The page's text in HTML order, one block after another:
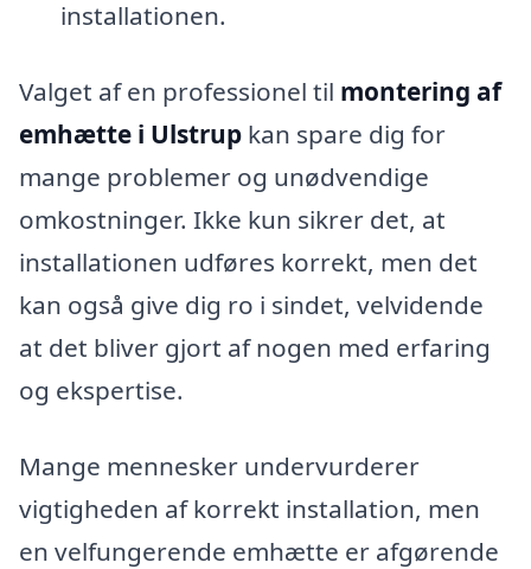
installationen.
Valget af en professionel til montering af
emhætte i Ulstrup kan spare dig for
mange problemer og unødvendige
omkostninger. Ikke kun sikrer det, at
installationen udføres korrekt, men det
kan også give dig ro i sindet, velvidende
at det bliver gjort af nogen med erfaring
og ekspertise.
Mange mennesker undervurderer
vigtigheden af korrekt installation, men
en velfungerende emhætte er afgørende